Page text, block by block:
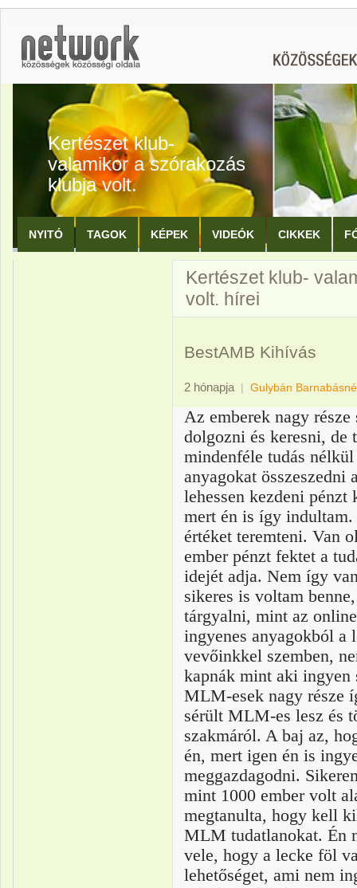
Kertészet klub-
valamikor a szórakozás
klubja volt.
NYITÓ TAGOK KÉPEK VIDEÓK CIKKEK
Kertészet klub-
volt. hírei
BestAMB Kihívás
2 hónapja | Gulybán Barnabásné
Az emberek nagy
dolgozni és keresni, de
mindenféle tudás
anyagokat összeszedni
lehessen kezdeni pénzt
mert én is így
értéket teremteni. Van
ember pénzt fektet a
idejét adja. Nem így
sikeres is voltam benne,
tárgyalni, mint az
ingyenes anyagokból a
vevőinkkel szemben,
kapnák mint aki ingyen
MLM-esek nagy része í
sérült MLM-es lesz és
szakmáról. A baj az,
én, mert igen én is
meggazdagodni.
mint 1000 ember volt
megtanulta, hogy kell
MLM tudatlanokat. Én
vele, hogy a lecke föl
lehetőséget, ami nem